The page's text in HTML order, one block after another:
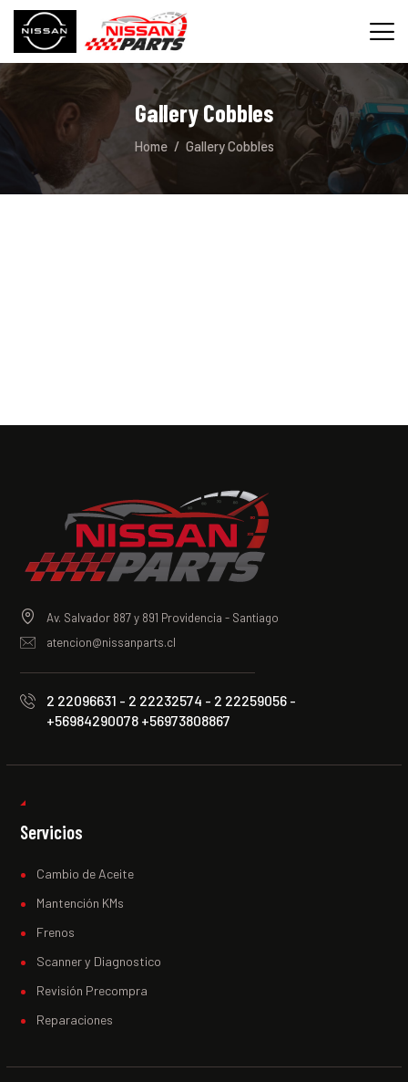
Gallery Cobbles
Home Gallery Cobbles
INICIO
SERVICIOS
REPUESTOS
Av. Salvador 887 y 891 Providencia - Santiago
atencion@nissanparts.cl
2 22096631 - 2 22232574 - 2 22259056 -
+56984290078 +56973808867
Servicios
Cambio de Aceite
Mantención KMs
Frenos
Scanner y Diagnostico
Revisión Precompra
Reparaciones